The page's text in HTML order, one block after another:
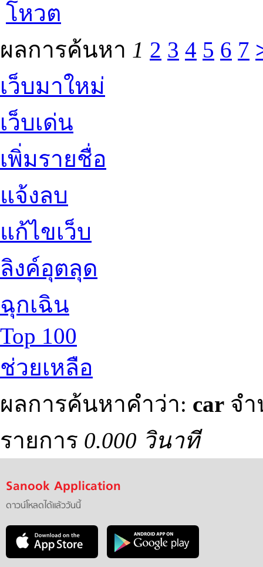
โหวต
ผลการค้นหา 1 2 3 4 5 6 7
เว็บมาใหม่
เว็บเด่น
เพิ่มรายชื่อ
แจ้งลบ
แก้ไขเว็บ
ลิงค์อุตลุด
ฉุกเฉิน
Top 100
ช่วยเหลือ
ผลการค้นหาคำว่า: car จำ
รายการ 0.000 วินาที
Sanook Application
ดาวน์โหลดได้แล้ววันนี้